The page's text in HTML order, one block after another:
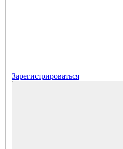
Зарегистрироваться